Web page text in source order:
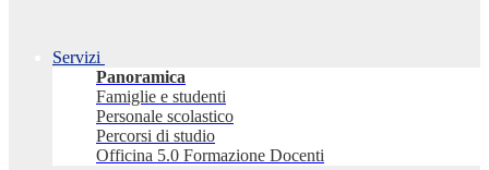
Servizi
Panoramica
Famiglie e studenti
Personale scolastico
Percorsi di studio
Officina 5.0 Formazione Docenti